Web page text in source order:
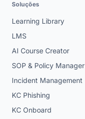
Soluções
Learning Library
LMS
AI Course Creator
SOP & Policy Manager
Incident Management
KC Phishing
KC Onboard